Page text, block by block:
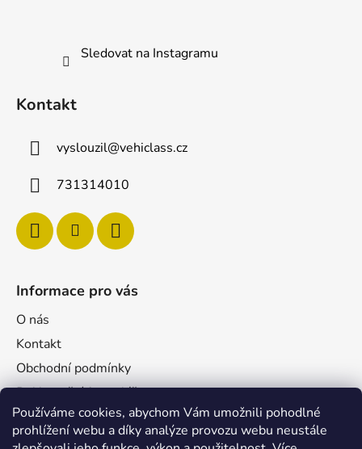
Používáme cookies, abychom Vám umožnili pohodlné
prohlížení webu a díky analýze provozu webu neustále
Sledovat na Instagramu
Kontakt
vyslouzil@vehiclass.cz
731314010
Informace pro vás
O nás
Kontakt
Obchodní podmínky
Reklamační formulář
Podmínky ochrany osobních údajů
Velkoobchod